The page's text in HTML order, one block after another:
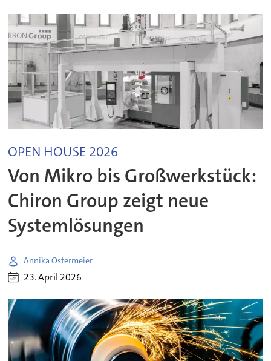
OPEN HOUSE 2026
Von Mikro bis Großwerkstück:
Chiron Group zeigt neue
Systemlösungen
Annika Ostermeier
23. April 2026